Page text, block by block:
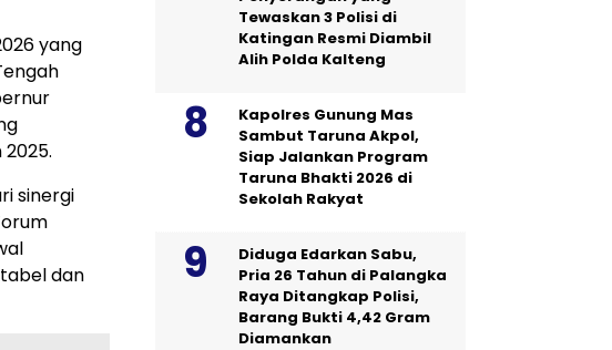
yang
sinergi
dan
Tewaskan 3 Polisi di
Katingan Resmi Diambil
Alih Polda Kalteng
Kapolres Gunung Mas
Sambut Taruna Akpol,
Siap Jalankan Program
Taruna Bhakti 2026 di
Sekolah Rakyat
Diduga Edarkan Sabu,
Pria 26 Tahun di Palangka
Raya Ditangkap Polisi,
Barang Bukti 4,42 Gram
Diamankan